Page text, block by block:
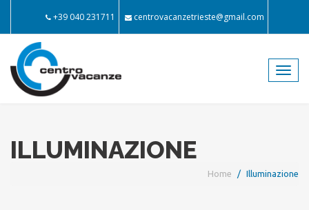
+39 040 231711 centrovacanzetrieste@gmail.com
ILLUMINAZIONE
Home Illuminazione